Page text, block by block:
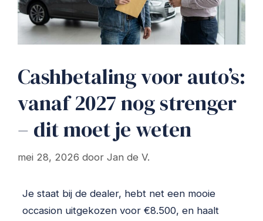
Cashbetaling voor auto’s:
vanaf 2027 nog strenger
– dit moet je weten
mei 28, 2026 door Jan de V.
Je staat bij de dealer, hebt net een mooie
occasion uitgekozen voor €8.500, en haalt